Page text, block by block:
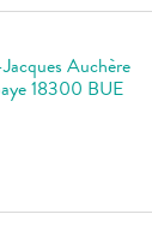
Auchère
18300 BUE